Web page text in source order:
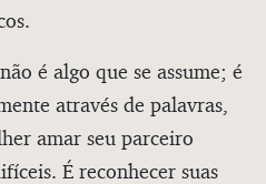
é algo que se assume; é
através de palavras,
amar seu parceiro
É reconhecer suas